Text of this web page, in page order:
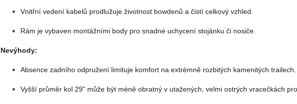
Vnitřní vedení kabelů prodlužuje životnost bowdenů a čistí celkový vzhled.
Rám je vybaven montážními body pro snadné uchycení stojánku či nosiče.
Nevýhody:
Absence zadního odpružení limituje komfort na extrémně rozbitých kamenitých trailech.
Vyšší průměr kol 29" může být méně obratný v utažených, velmi ostrých vracečkách